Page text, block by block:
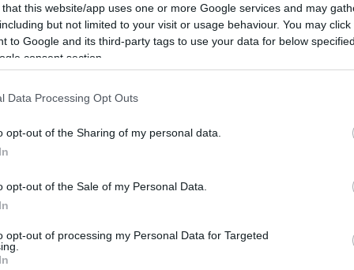
that this website/app uses one or more Google services and may
but not limited to your visit or usage behaviour. You may
to Google and its third-party tags to use your data for below
consent section.
Data Processing Opt Outs
opt-out of the Sharing of my personal data.
opt-out of the Sale of my Personal Data.
opt-out of processing my Personal Data for Targeted
szerelem
ufók
álmodozó, tíz félig bolond, afféle szerelmes
ebben a novelláskötetben bezárva. Kisiklott,
személyiségek, akik sosem akartak és sosem